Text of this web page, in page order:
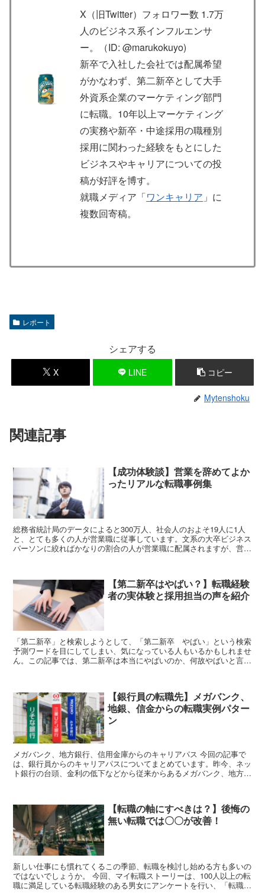
X（旧Twitter）フォロワー数 1.7万
人のビジネス系インフルエンサ
ー。（ID: @marukokuyo)
新卒で入社した会社では配属希望
がかなわず、第二新卒として大手
外資系企業のマーケティング部門
に転職。10年以上マーケティング
の実務や新卒・中途採用の職種別
採用に関わった経験をもとにした
ビジネスやキャリアについての投
稿が好評を博す。
就職メディア「ワンキャリア 」に
複数回寄稿。
レポート
シェアする
X LINE コピー
Mytenshoku
関連記事
【成功体験談】営業を辞めてよか
ったリアルな転職事例集
総務省統計局のデータによると300万人、社会人のおよそ19人に1人
と、とても多くの人が営業職に従事しています。文系の大卒ビジネス
パーソンに絞ればかなりの割合の人が営業職に配属されますが、営業
【第二新卒はやばい？】転職経験
者の実体験と採用担当の声を紹介
「第二新卒」と検索しようとして、「第二新卒 やばい」という検索
予測ワードを目にしてしまい、気になっている人もいるかもしれませ
ん。この記事では、第二新卒は本当にやばいのか、何故やばいと言わ
【銀行員の転職先】メガバンク、
地銀、信金からの転職実例パター
ン
メガバンク、地方銀行、信用金庫からのキャリアパス 今回の記事で
は、銀行員からのキャリアパスについてまとめています。昨今、ネッ
ト銀行の台頭、金利の低下などから従来からあるメガバンク、地方銀
【転職の軸にすべきは？】後悔の
無い転職では〇〇が改善！
新しい仕事にも慣れてくるこの季節、転職を検討し始める方も多いの
ではないでしょうか。 今回、マイ転職ストーリーは、100人以上の転
職に満足している転職経験のある男女にアンケートを行い、「転職前